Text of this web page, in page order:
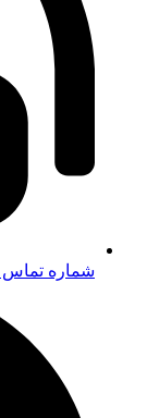
شماره تماس :